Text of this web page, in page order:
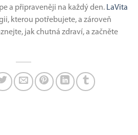
a připraveněji na každý den. LaVita
kterou potřebujete, a zároveň
jak chutná zdraví, a začněte